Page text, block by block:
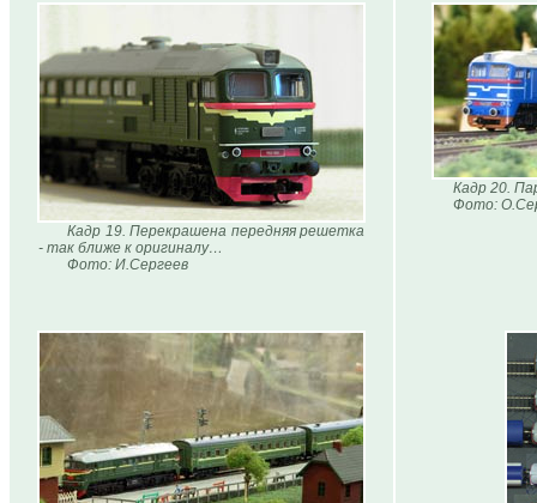
Кадр 19. Перекрашена передняя решетка
- так ближе к оригиналу…
Фото: И.Сергеев
Кадр 20.
Фото: